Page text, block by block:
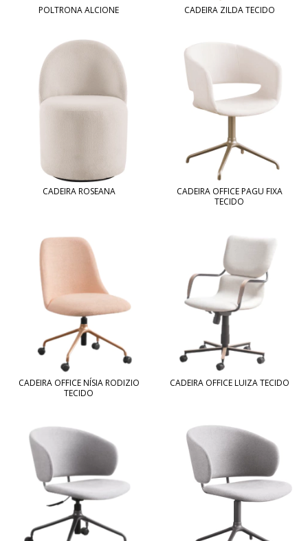
POLTRONA ALCIONE CADEIRA ZILDA TECIDO
CADEIRA ROSEANA
CADEIRA OFFICE PAGU FIXA
TECIDO
CADEIRA OFFICE NÍSIA RODIZIO
TECIDO
CADEIRA OFFICE LUIZA TECIDO